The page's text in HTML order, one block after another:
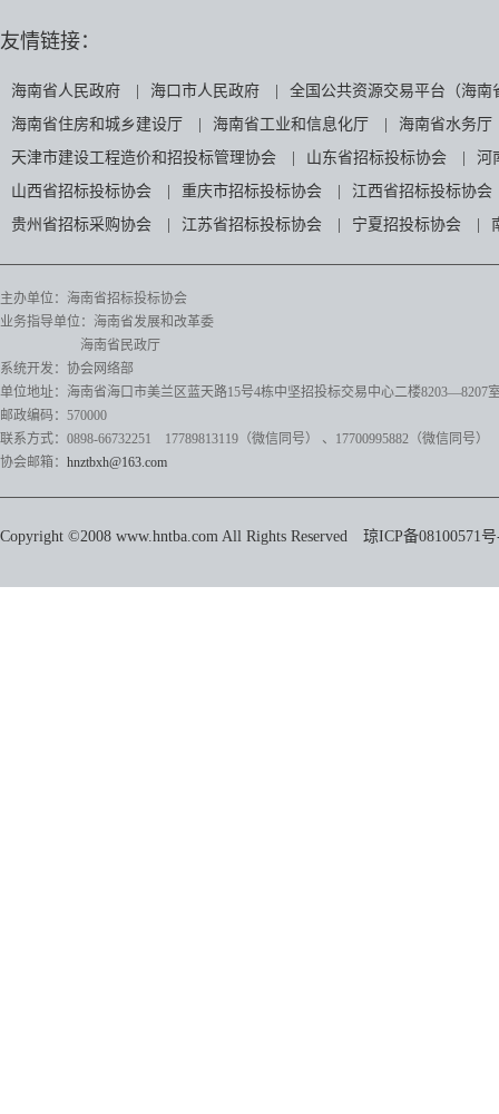
友情链接：
海南省人民政府 海口市人民政府
全国公共资源交易平台（海南
海南省住房和城乡建设厅
海南省工业和信息化厅
海南省水务厅
天津市建设工程造价和招投标管理协会
山东省招标投标协会
河
山西省招标投标协会
重庆市招标投标协会
江西省招标投标协会
贵州省招标采购协会
江苏省招标投标协会 宁夏招投标协会
主办单位：海南省招标投标协会
业务指导单位：海南省发展和改革委
海南省民政厅
系统开发：协会网络部
单位地址：海南省海口市美兰区蓝天路15号4栋中坚招投标交易中心二楼8203—8207
邮政编码：570000
联系方式：0898-66732251 17789813119（微信同号）
、17700995882 （微信同号）
协会邮箱： hnztbxh@163.com
Copyright ©2008 www.hntba.com All Rights Reserved 琼ICP备08100571